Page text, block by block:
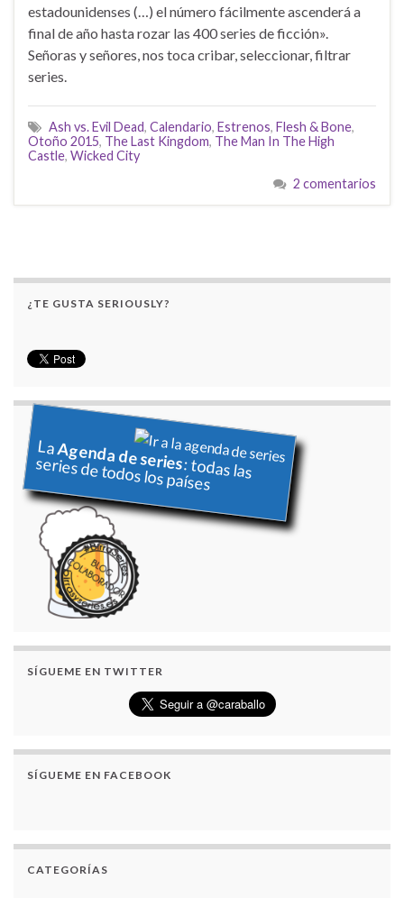
estadounidenses (…) el número fácilmente ascenderá a
final de año hasta rozar las 400 series de ficción».
Señoras y señores, nos toca cribar, seleccionar, filtrar
series.
Ash vs. Evil Dead, Calendario, Estrenos, Flesh & Bone,
Otoño 2015, The Last Kingdom, The Man In The High
Castle, Wicked City
2 comentarios
¿TE GUSTA SERIOUSLY?
LaAgenda de series: todas las
series de todos los países
SÍGUEME EN TWITTER
SÍGUEME EN FACEBOOK
CATEGORÍAS